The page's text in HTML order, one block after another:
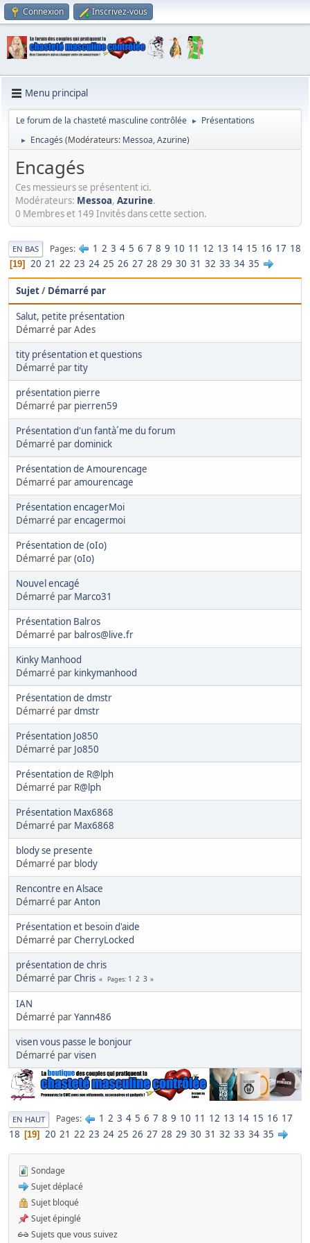
Connexion Inscrivez-vous
Menu principal
Le forum de la chasteté masculine contrôlée ► Présentations
► Encagés (Modérateurs: Messoa,Azurine)
Encagés
Ces messieurs se présentent ici.
Modérateurs: Messoa, Azurine.
0 Membres et 149 Invités dans cette section.
EN BAS Pages 1 2 3 4 5 6 7 8 9 10 11 12 13 14 15 16 17 18
19 20 21 22 23 24 25 26 27 28 29 30 31 32 33 34 35
Sujet/ Démarré par
Salut, petite présentation
Démarré par Ades
tity présentation et questions
Démarré partity
présentation pierre
Démarré par pierren59
Présentation d'un fantà´me du forum
Démarré pardominick
Présentation de Amourencage
Démarré paramourencage
Présentation encagerMoi
Démarré parencagermoi
Présentation de (oIo)
Démarré par(oIo)
Nouvel encagé
Démarré par Marco31
Présentation Balros
Démarré par balros@live.fr
Kinky Manhood
Démarré par kinkymanhood
Présentation de dmstr
Démarré pardmstr
Présentation Jo850
Démarré par Jo850
Présentation de R@lph
Démarré par R@lph
Présentation Max6868
Démarré par Max6868
blody se presente
Démarré par blody
Rencontre en Alsace
Démarré parAnton
Présentation et besoin d'aide
Démarré parCherryLocked
présentation de chris
Démarré parChris Pages 1 2 3
IAN
Démarré parYann486
visen vous passe le bonjour
Démarré parvisen
EN HAUT Pages 1 2 3 4 5 6 7 8 9 10 11 12 13 14 15 16 17
18
19 20 21 22 23 24 25 26 27 28 29 30 31 32 33 34 35
Sondage
Sujet déplacé
Sujet bloqué
Sujet épinglé
Sujets que vous suivez